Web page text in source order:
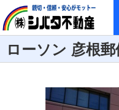
ローソン 彦根